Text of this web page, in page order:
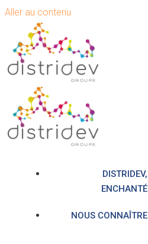
Aller au contenu
DISTRIDEV,
ENCHANTÉ
NOUS CONNAÎTRE